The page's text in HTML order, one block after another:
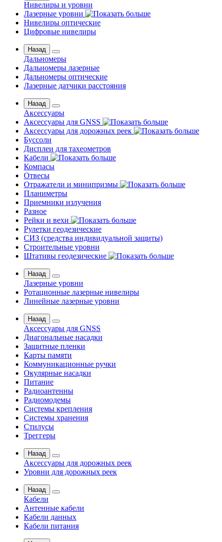
Нивелиры и уровни
Лазерные уровни
Нивелиры оптические
Цифровые нивелиры
Назад
Дальномеры
Дальномеры лазерные
Дальномеры оптические
Лазерные датчики расстояния
Назад
Аксессуары
Аксессуары для GNSS
Аксессуары для дорожных реек
Буссоли
Дисплеи для тахеометров
Кабели
Компасы
Отвесы
Отражатели и минипризмы
Планиметры
Приемники излучения
Разное
Рейки и вехи
Рулетки геодезические
СИЗ (средства индивидуальной защиты)
Строительные уровни
Штативы геодезические
Назад
Лазерные уровни
Ротационные лазерные нивелиры
Линейные лазерные уровни
Назад
Аксессуары для GNSS
Диагональные насадки
Защитные пленки
Карты памяти
Коммуникационные ручки
Окулярные насадки
Питание
Радиоантенны
Радиомодемы
Системы крепления
Системы хранения
Стилусы
Треггеры
Назад
Аксессуары для дорожных реек
Уровни для дорожных реек
Назад
Кабели
Антенные кабели
Кабели данных
Кабели питания